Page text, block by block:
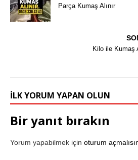
Parça Kumaş Alınır
Kilo ile Kumaş
İLK YORUM YAPAN OLUN
Bir yanıt bırakın
Yorum yapabilmek için oturum